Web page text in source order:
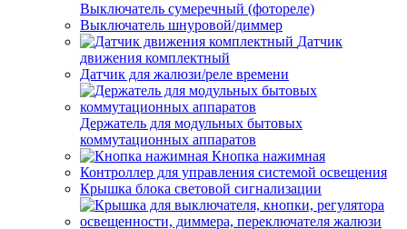
Выключатель сумеречный (фотореле)
Выключатель шнуровой/диммер
Датчик
движения комплектный
Датчик для жалюзи/реле времени
Держатель для модульных бытовых
коммутационных аппаратов
Кнопка нажимная
Контроллер для управления системой освещения
Крышка блока световой сигнализации